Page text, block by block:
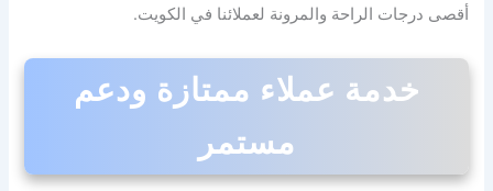
أقصى درجات الراحة والمرونة لعملائنا في الكويت.
خدمة عملاء ممتازة ودعم
مستمر